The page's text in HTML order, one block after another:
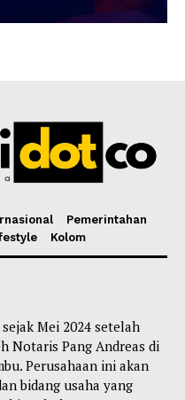
Pemerintahan
Kolom
Mei 2024 setelah
Notaris Pang Andreas di
Perusahaan ini akan
bidang usaha yang